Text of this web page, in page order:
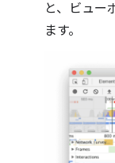
と、ビュー
ます。